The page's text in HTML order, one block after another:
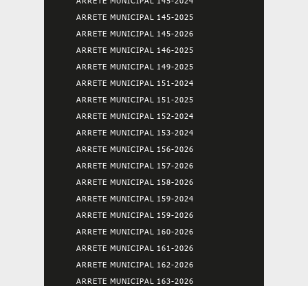
ARRETE MUNICIPAL 145-2025
ARRETE MUNICIPAL 145-2026
ARRETE MUNICIPAL 146-2025
ARRETE MUNICIPAL 149-2025
ARRETE MUNICIPAL 151-2024
ARRETE MUNICIPAL 151-2025
ARRETE MUNICIPAL 152-2024
ARRETE MUNICIPAL 153-2024
ARRETE MUNICIPAL 156-2026
ARRETE MUNICIPAL 157-2026
ARRETE MUNICIPAL 158-2026
ARRETE MUNICIPAL 159-2024
ARRETE MUNICIPAL 159-2026
ARRETE MUNICIPAL 160-2026
ARRETE MUNICIPAL 161-2026
ARRETE MUNICIPAL 162-2026
ARRETE MUNICIPAL 163-2026